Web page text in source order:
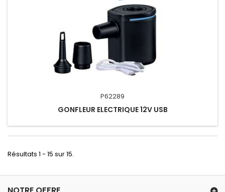
P62289
GONFLEUR ELECTRIQUE 12V USB
Résultats 1 - 15 sur 15.